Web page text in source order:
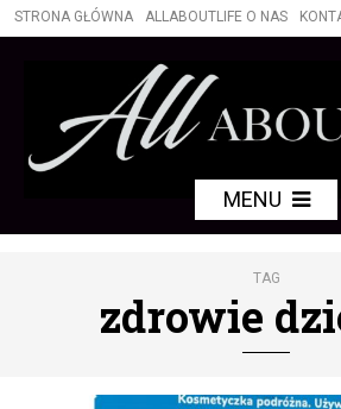
STRONA GŁÓWNA ALLABOUTLIFE O NAS
MENU
TAG
zdrowie